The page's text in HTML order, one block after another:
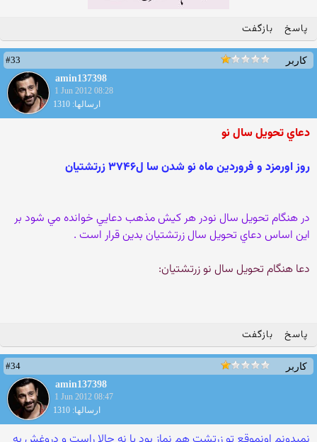
پاسخ بازگفت
کاربر
#33
amin137398
1 Jun 2012 08:28
ارسالها: 1310
دعاي تحويل سال نو
روز اورمزد و فروردين ماه نو شدن سا ل۳۷۴۶ زرتشتيان
در هنگام تحويل سال نودر هر كيش مذهب دعايي خوانده مي شود بر
اين اساس دعاي تحويل سال زرتشتيان بدين قرار است .
دعا هنگام تحويل سال نو زرتشتيان:
پاسخ بازگفت
کاربر
#34
amin137398
1 Jun 2012 08:47
ارسالها: 1310